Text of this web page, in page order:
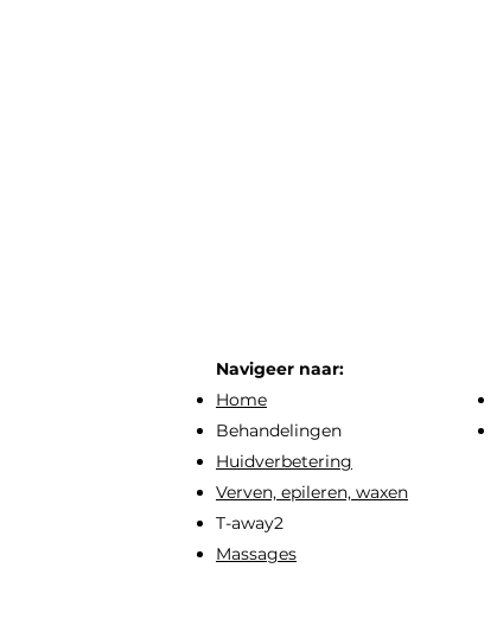
Navigeer naar:
Home
Behandelingen
Huidverbetering
Verven, epileren, waxen
T-away2
Massages